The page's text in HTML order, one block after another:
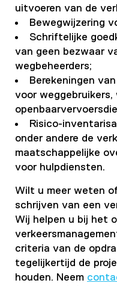
uitvoeren van de
Bewegwijzering
Schriftelijke
van geen bezwaar
wegbeheerders;
Berekeningen
voor weggebruikers,
Risico-
onder andere de
maatschappelijke
voor hulpdiensten.
Wilt u meer weten
schrijven van een
Wij helpen u bij het
criteria van de
tegelijkertijd de
houden. Neem